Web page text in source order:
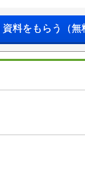
資料をもらう（無